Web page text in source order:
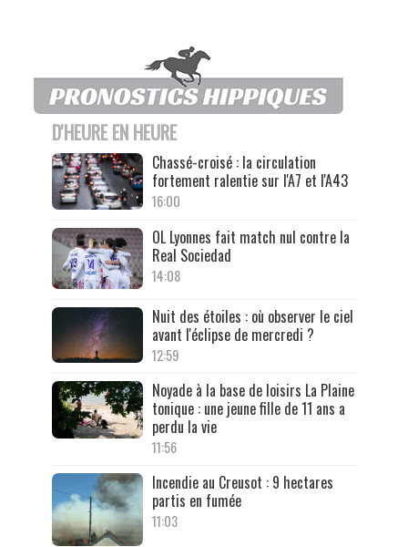
D'HEURE EN HEURE
Chassé-croisé : la circulation
fortement ralentie sur l'A7 et l'A43
16:00
OL Lyonnes fait match nul contre la
Real Sociedad
14:08
Nuit des étoiles : où observer le ciel
avant l'éclipse de mercredi ?
12:59
Noyade à la base de loisirs La Plaine
tonique : une jeune fille de 11 ans a
perdu la vie
11:56
Incendie au Creusot : 9 hectares
partis en fumée
11:03